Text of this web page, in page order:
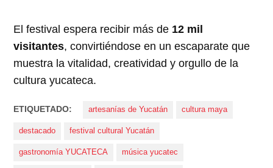
El festival espera recibir más de 12 mil
visitantes, convirtiéndose en un escaparate que
muestra la vitalidad, creatividad y orgullo de la
cultura yucateca.
ETIQUETADO: artesanías de Yucatán cultura maya
destacado festival cultural Yucatán
gastronomía YUCATECA música yucatec